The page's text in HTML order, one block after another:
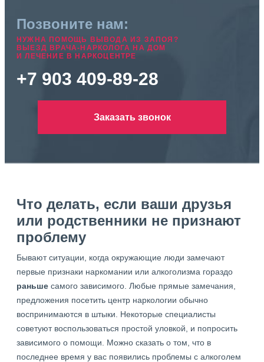
Позвоните нам:
НУЖНА ПОМОЩЬ ВЫВОДА ИЗ ЗАПОЯ?
ВЫЕЗД ВРАЧА-НАРКОЛОГА НА ДОМ
И ЛЕЧЕНИЕ В НАРКОЦЕНТРЕ
+7 903 409-89-28
Заказать звонок
Что делать, если ваши друзья
или родственники не признают
проблему
Бывают ситуации, когда окружающие люди замечают
первые признаки наркомании или алкоголизма гораздо
раньше самого зависимого. Любые прямые замечания,
предложения посетить центр наркологии обычно
воспринимаются в штыки. Некоторые специалисты
советуют воспользоваться простой уловкой, и попросить
зависимого о помощи. Можно сказать о том, что в
последнее время у вас появились проблемы с алкоголем